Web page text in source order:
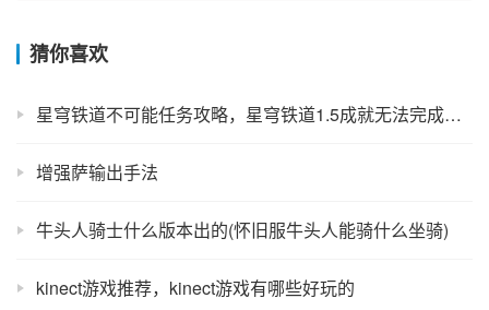
猜你喜欢
星穹铁道不可能任务攻略，星穹铁道1.5成就无法完成的任务攻略
增强萨输出手法
牛头人骑士什么版本出的(怀旧服牛头人能骑什么坐骑)
kinect游戏推荐，kinect游戏有哪些好玩的